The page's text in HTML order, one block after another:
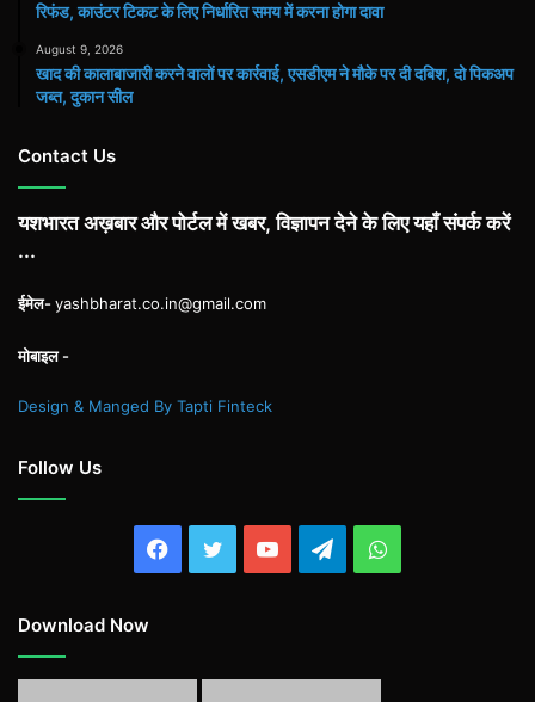
रिफंड, काउंटर टिकट के लिए निर्धारित समय में करना होगा दावा
August 9, 2026
खाद की कालाबाजारी करने वालों पर कार्रवाई, एसडीएम ने मौके पर दी दबिश, दो पिकअप
जब्त, दुकान सील
Contact Us
यशभारत अख़बार और पोर्टल में खबर, विज्ञापन देने के लिए यहाँ संपर्क करें
...
ईमेल-yashbharat.co.in@gmail.com
मोबाइल -
Design & Manged By Tapti Finteck
Follow Us
Facebook
TwitterYouTubeTelegramWhatsApp
Download Now